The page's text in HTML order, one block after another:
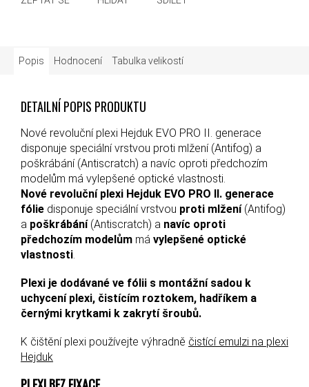
Popis Hodnocení Tabulka velikostí
DETAILNÍ POPIS PRODUKTU
Nové revoluční plexi Hejduk EVO PRO II. generace
disponuje speciální vrstvou proti mlžení (Antifog) a
poškrábání (Antiscratch) a navíc oproti předchozím
modelům má vylepšené optické vlastnosti.
Nové revoluční plexi Hejduk EVO PRO II. generace
fólie disponuje speciální vrstvou proti mlžení(Antifog)
a poškrábání(Antiscratch) a navíc oproti
předchozím modelům má vylepšené optické
vlastnosti
Plexi je dodávané ve fólii s montážní sadou k
uchycení plexi, čistícím roztokem, hadříkem a
černými krytkami k zakrytí šroubů.
K čištění plexi používejte výhradně čistící emulzi na plexi
Hejduk